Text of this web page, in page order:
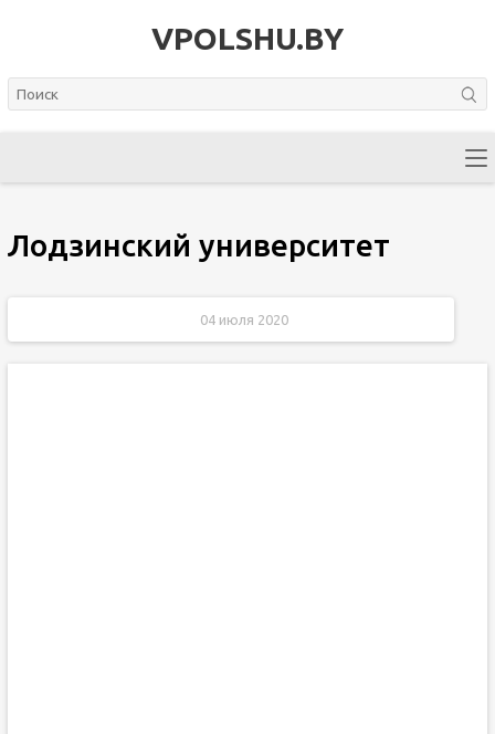
VPOLSHU.BY
Лодзинский университет
04 июля 2020